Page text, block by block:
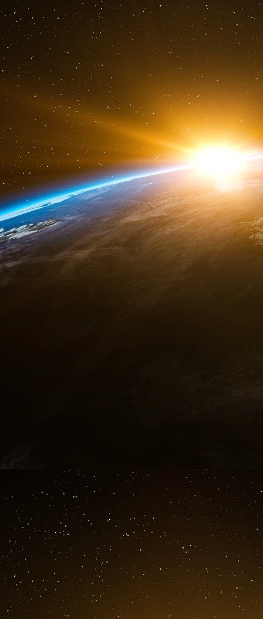
La loi du 24 juillet 2015 relative au
l’évolution des technologies et des modes
Les services de renseignement
particulier la possibilité à titre expérimental
La technique dite de l’algorithme,
décembre 2021, est pérennisée. Cette
données de connexion et de navigation
fournisseurs d’accès. Cette surveillance
connexion. Les députés ont imposé au
premier bilan sur la surveillance des URL.
Le cadre de la conservation des
communications électroniques, les
réformé. La loi tire les conséquences de la
d’État du 21 avril 2021.
Le contrôle préalable de la Commission
renseignement (CNCTR) pour
territoire national est renforcé. Un
archives au bout de 50 ans est généralisé à
champ des exceptions au délai de 50 ans
élargi. Certains documents ne pourront être
valeur opérationnelle ». Des amendements
des délais prévu par la réforme les
communicables (par exemple sur la guerre
d’une ouverture anticipée de fonds d’archives
Le Conseil constitutionnel a énoncé deux
qu’il ne peut pas s’appliquer à des
révéler une information jusqu’alors
aux archives intéressant des installations